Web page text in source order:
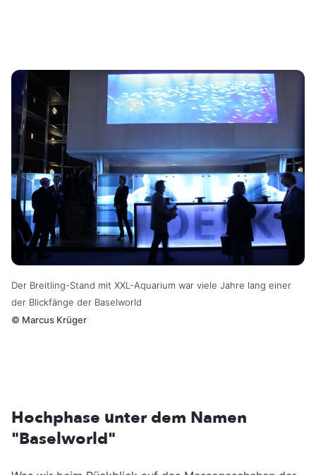
Der Breitling-Stand mit XXL-Aquarium war viele Jahre lang einer
der Blickfänge der Baselworld
© Marcus Krüger
Hochphase unter dem Namen
"Baselworld"